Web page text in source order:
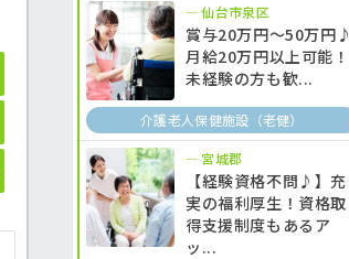
仙台市泉区
賞与20万円～50万円♪
月給20万円以上可能！
未経験の方も歓...
介護老人保健施設（老健）
宮城郡
【経験資格不問♪】充
実の福利厚生！資格取
得支援制度もあるア
ッ...